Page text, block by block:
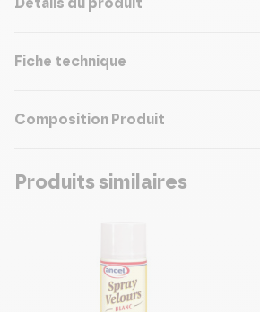
Détails du produit
Fiche technique
Composition Produit
Produits similaires